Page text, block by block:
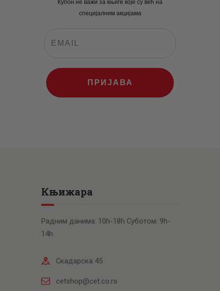
Купон не важи за књиге које су већ на
специјалним акцијама
ПРИЈАВА
Књижара
Радним данима: 10h-18h Суботом: 9h-
14h
Скадарска 45
cetshop@cet.co.rs